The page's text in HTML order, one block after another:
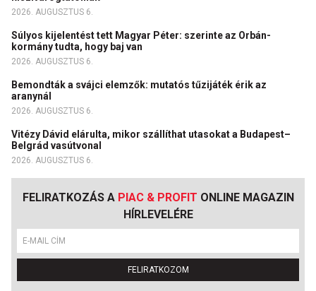
2026. AUGUSZTUS 6.
Súlyos kijelentést tett Magyar Péter: szerinte az Orbán-
kormány tudta, hogy baj van
2026. AUGUSZTUS 6.
Bemondták a svájci elemzők: mutatós tűzijáték érik az
aranynál
2026. AUGUSZTUS 6.
Vitézy Dávid elárulta, mikor szállíthat utasokat a Budapest–
Belgrád vasútvonal
2026. AUGUSZTUS 6.
FELIRATKOZÁS A PIAC & PROFIT ONLINE MAGAZIN
HÍRLEVELÉRE
FELIRATKOZOM